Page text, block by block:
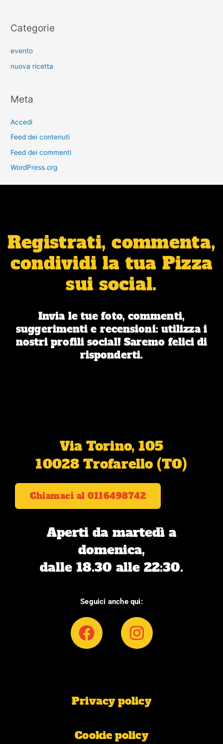
Categorie
evento
nuova ricetta
Meta
Accedi
Feed dei contenuti
Feed dei commenti
WordPress.org
Registrati, commenta,
condividi la tua Pizza
sui social.
Invia le tue foto, commenti,
suggerimenti e recensioni: utilizza i
nostri profili social! Saremo felici di
risponderti.
Via Torino, 105
10028 Trofarello (TO)
Chiamaci al 0116498742
Aperti da martedì a
domenica,
dalle 18.30 alle 22:30.
Seguici anche qui:
F
a
o
k
I
n
g
a
Privacy policy
Cookie policy